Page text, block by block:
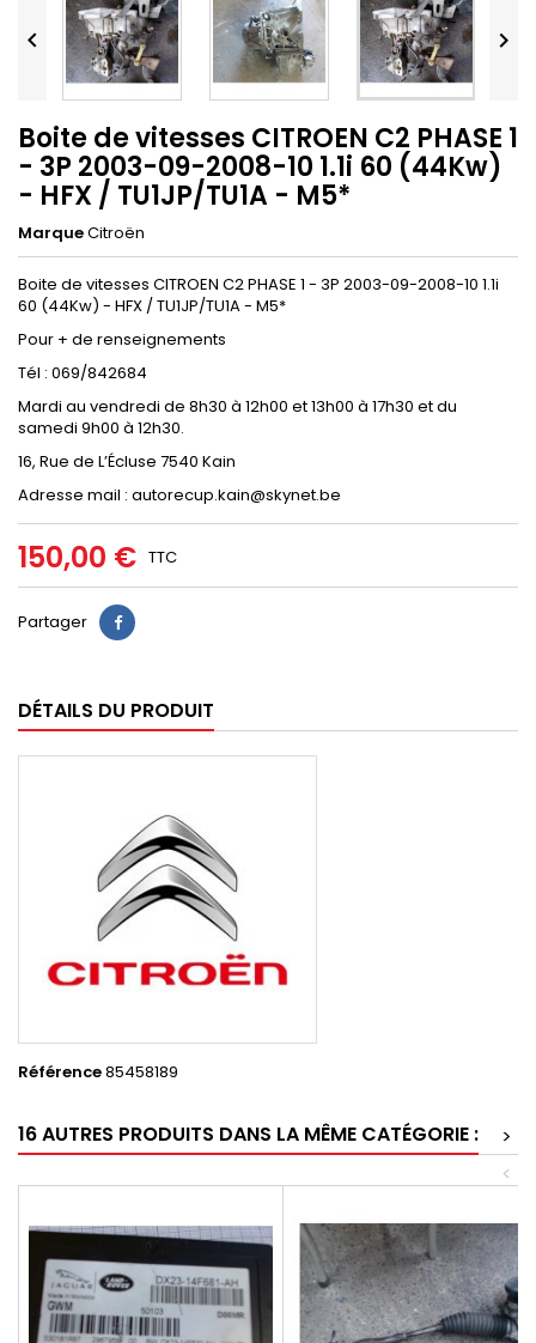
 
Boite de vitesses CITROEN C2 PHASE 1
- 3P 2003-09-2008-10 1.1i 60 (44Kw)
- HFX / TU1JP/TU1A - M5*
MarqueCitroën
Boite de vitesses CITROEN C2 PHASE 1 - 3P 2003-09-2008-10 1.1i
60 (44Kw) - HFX / TU1JP/TU1A - M5*
Pour + de renseignements
Tél : 069/842684
Mardi au vendredi de 8h30 à 12h00 et 13h00 à 17h30 et du
samedi 9h00 à 12h30.
16, Rue de L’Écluse 7540 Kain
Adresse mail : autorecup.kain@skynet.be
150,00 € TTC
Partager
DÉTAILS DU PRODUIT
Référence85458189
16 AUTRES PRODUITS DANS LA MÊME CATÉGORIE :
>
<